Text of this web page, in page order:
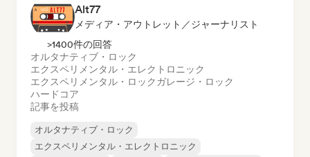
Alt77
メディア・アウトレット／ジャーナリスト
>1400件の回答
オルタナティブ・ロック
エクスペリメンタル・エレクトロニック
エクスペリメンタル・ロックガレージ・ロック
ハードコア
記事を投稿
オルタナティブ・ロック
エクスペリメンタル・エレクトロニック